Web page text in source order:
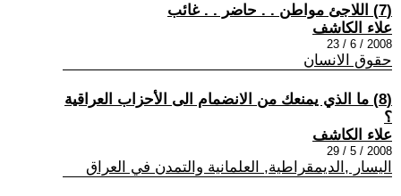
(7) اللاجئ مواطن . . حاضر . . غائب
علاء الكاشف
2008 / 6 / 23
حقوق الانسان
(8) ما الذي يمنعك من الانضمام الى الأحزاب العراقية
؟
علاء الكاشف
2008 / 5 / 29
اليسار ,الديمقراطية, العلمانية والتمدن في العراق